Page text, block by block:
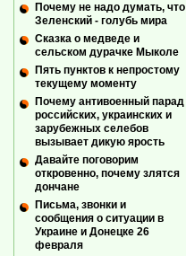
Почему не надо думать, что
Зеленский - голубь мира
Сказка о медведе и
сельском дурачке Мыколе
Пять пунктов к непростому
текущему моменту
Почему антивоенный парад
российских, украинских и
зарубежных селебов
вызывает дикую ярость
Давайте поговорим
откровенно, почему злятся
дончане
Письма, звонки и
сообщения о ситуации в
Украине и Донецке 26
февраля